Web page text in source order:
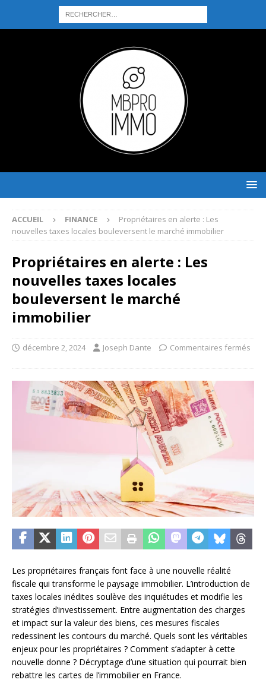
ACCUEIL FINANCE
Propriétaires en alerte : Les
nouvelles taxes locales bouleversent le marché immobilier
Propriétaires en alerte : Les
nouvelles taxes locales
bouleversent le marché
immobilier
décembre 2, 2024 Joseph Dante Commentaires fermés
Les propriétaires français font face à une nouvelle réalité
fiscale qui transforme le paysage immobilier. L’introduction de
taxes locales inédites soulève des inquiétudes et modifie les
stratégies d’investissement. Entre augmentation des charges
et impact sur la valeur des biens, ces mesures fiscales
redessinent les contours du marché. Quels sont les véritables
enjeux pour les propriétaires ? Comment s’adapter à cette
nouvelle donne ? Décryptage d’une situation qui pourrait bien
rebattre les cartes de l’immobilier en France.